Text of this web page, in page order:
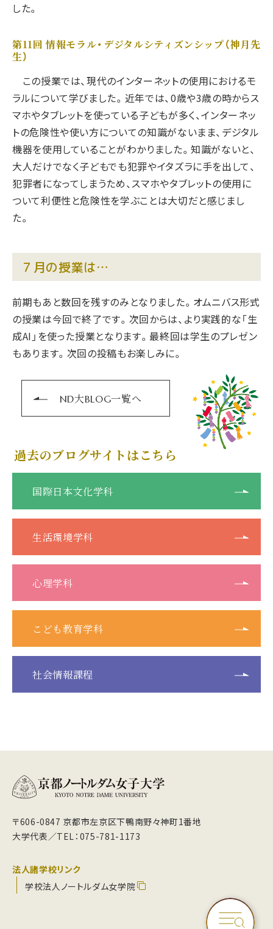
した。
第11回 情報モラル・デジタルシティズンシップ（神月先
生）
この授業では、現代のインターネットの使用におけるモ
ラルについて学びました。近年では、0歳や3歳の時からス
マホやタブレットを使っている子どもが多く、インターネッ
トの危険性や使い方についての知識がないまま、デジタル
機器を使用していることがわかりました。知識がないと、
大人だけでなく子どもでも犯罪やイタズラに手を出して、
犯罪者になってしまうため、スマホやタブレットの使用に
ついて利便性と危険性を学ぶことは大切だと感じまし
た。
７月の授業は…
前期もあと数回を残すのみとなりました。オムニバス形式
の授業は今回で終了です。次回からは、より実践的な「生
成AI」を使った授業となります。最終回は学生のプレゼン
もあります。次回の投稿もお楽しみに。
ND大BLOG一覧へ
過去のブログサイトはこちら
国際日本文化学科
生活環境学科
心理学科
こども教育学科
社会情報課程
〒606-0847 京都市左京区下鴨南野々神町1番地
大学代表／TEL：075-781-1173
法人諸学校リンク
学校法人ノートルダム女学院